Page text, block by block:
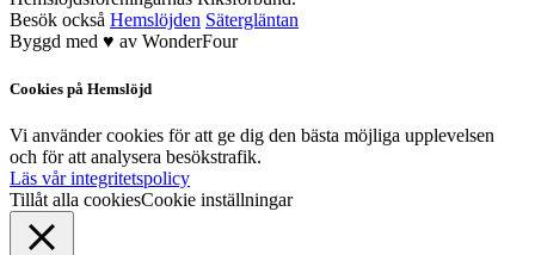
Besök också Hemslöjden Sätergläntan
Byggd med ♥ av WonderFour
Cookies på Hemslöjd
Vi använder cookies för att ge dig den bästa möjliga upplevelsen
och för att analysera besökstrafik.
Läs vår integritetspolicy
Tillåt alla cookiesCookie inställningar